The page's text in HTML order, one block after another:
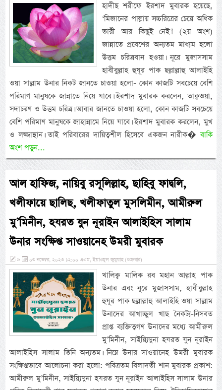
হাদীছ শরীফে ইরশাদ মুবারক হয়েছে,
‘মিজানের পাল্লায় সচ্চরিত্রের চেয়ে অধিক
ভারী আর কিছুই নেই।’ (২য় অংশ)
জান্নাতে প্রবেশের অন্যতম মাধ্যম হলো
উত্তম চরিত্রবান হওয়া। নূরে মুজাসসাম
হাবীবুল্লাহ হুযূর পাক ছল্লাল্লাহু আলাইহি
ওয়া সাল্লাম উনার নিকট জানতে চাওয়া হলো- কোন কাজটি সবচেয়ে বেশি
পরিমাণ মানুষকে জান্নাতে নিয়ে যাবে। ইরশাদ মুবারক করলেন, তাক্বওয়া,
সদাচরণ ও উত্তম চরিত্র। আবার জানতে চাওয়া হলো, কোন কাজটি সবচেয়ে
বেশি পরিমাণ মানুষকে জাহান্নামে নিয়ে যাবে। ইরশাদ মুবারক করলেন, মুখ
ও লজ্জাস্থান। তাই পরিবারের দায়িত্বশীল হিসেবে একজন নারীক�বাকি
অংশ পড়ুন...
আল হাফিজ, নায়িবু রসূলিল্লাহ, ছাহিবু ফাদ্বলি,
খলীফায়ে ছালিছ, খলীফাতুল মুসলিমীন, আমীরুল
মু’মিনীন, হযরত যুন নূরাইন আলাইহিস সালাম
উনার সংক্ষিপ্ত সাওয়ানেহ উমরী মুবারক
» ০৩ নভেম্বর, ২০২৩ ১২:০০ এএম, ইয়াওমুল জুমুয়াহ (শুক্রবার)
খালিক্ব মালিক রব মহান আল্লাহ পাক
উনার এবং নূরে মুজাসসাম, হাবীবুল্লাহ
হুযূর পাক ছল্লাল্লাহু আলাইহি ওয়া সাল্লাম
উনাদের আখাচ্ছুল খাছ নৈকট্য-নিসবত
প্রাপ্ত ব্যক্তিত্বগণ উনাদের মধ্যে আমীরুল
মু’মিনীন, সাইয়্যিদুনা হযরত যুন নূরাইন
আলাইহিস সালাম তিনি অন্যতম। নিম্নে উনার সাওয়ানেহ উমরী মুবারক
সংক্ষিপ্তভাবে আলোচনা করা হলো: পবিত্রতম বিলাদতী শান মুবারক প্রকাশ:
আমীরুল মু’মিনীন, সাইয়্যিদুনা হযরত যুন নূরাইন আলাইহিস সালাম উনার